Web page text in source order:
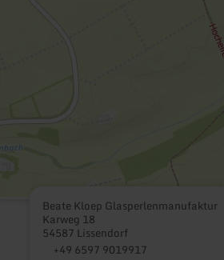
Beate Kloep Glasperlenmanufaktur
Karweg 18
54587 Lissendorf
+49 6597 9019917